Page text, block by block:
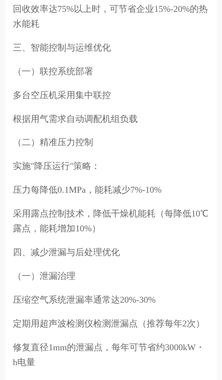
回收效率达75%以上时，可节省企业15%-20%的热
水能耗
三、智能控制与运维优化
（一）联控系统部署
多台空压机采用集中联控
根据用气需求自动调配机组负载
（二）精准压力控制
实施"降压运行"策略：
压力每降低0.1MPa，能耗减少7%-10%
采用露点控制技术，降低干燥机能耗（每降低10℃
露点，能耗增加10%）
四、减少泄漏与后处理优化
（一）泄漏治理
压缩空气系统泄漏率通常达20%-30%
定期用超声波检测仪检测泄漏点（推荐每年2次）
修复直径1mm的泄漏点，每年可节省约3000kW・
h电量